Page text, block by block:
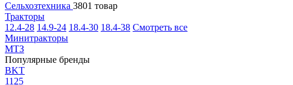
Сельхозтехника 3801 товар
Тракторы
12.4-28 14.9-24 18.4-30 18.4-38 Смотреть все
Минитракторы
МТЗ
Популярные бренды
BKT
1125